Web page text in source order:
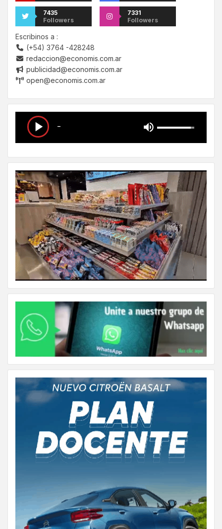
7435
Followers
7331
Followers
Escribinos a :
(+54) 3764 -428248
redaccion@economis.com.ar
publicidad@economis.com.ar
open@economis.com.ar